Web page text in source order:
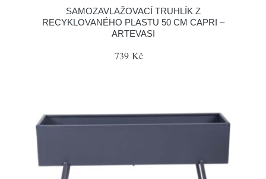
SAMOZAVLAŽOVACÍ TRUHLÍK Z
RECYKLOVANÉHO PLASTU 50 CM CAPRI –
ARTEVASI
739 Kč